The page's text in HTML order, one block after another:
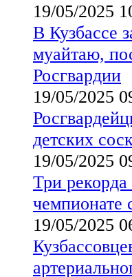
19/05/2025
В Кузбассе
муайтаю,
Росгвардии
19/05/2025
детских
19/05/2025
Три
чемпионате
19/05/2025